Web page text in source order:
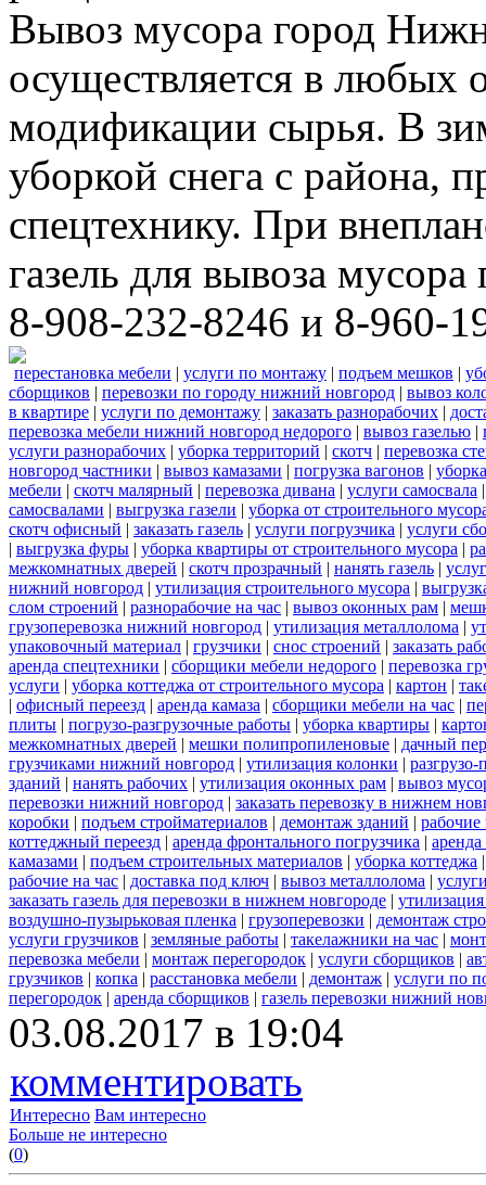
Вывоз мусора город
осуществляется в любых
модификации сырья. В
уборкой снега с района,
спецтехнику. При
газель для вывоза
8-908-232-8246 и 8-960-
перестановка мебели | услуги по монтажу | подъем мешков |
сборщиков | перевозки по городу нижний новгород | вывоз
в квартире | услуги по демонтажу | заказать разнорабочих |
перевозка мебели нижний новгород недорого | вывоз газелью |
услуги разнорабочих | уборка территорий | скотч | перевозка
новгород частники | вывоз камазами | погрузка вагонов |
мебели | скотч малярный | перевозка дивана | услуги самосвала
самосвалами | выгрузка газели | уборка от строительного
скотч офисный | заказать газель | услуги погрузчика | услуги
| выгрузка фуры | уборка квартиры от строительного мусора |
межкомнатных дверей | скотч прозрачный | нанять газель |
нижний новгород | утилизация строительного мусора |
слом строений | разнорабочие на час | вывоз оконных рам |
грузоперевозка нижний новгород | утилизация металлолома |
упаковочный материал | грузчики | снос строений | заказать
аренда спецтехники | сборщики мебели недорого | перевозка
услуги | уборка коттеджа от строительного мусора | картон |
| офисный переезд | аренда камаза | сборщики мебели на час |
плиты | погрузо-разгрузочные работы | уборка квартиры |
межкомнатных дверей | мешки полипропиленовые | дачный
грузчиками нижний новгород | утилизация колонки |
зданий | нанять рабочих | утилизация оконных рам | вывоз
перевозки нижний новгород | заказать перевозку в нижнем
коробки | подъем стройматериалов | демонтаж зданий | рабочие
коттеджный переезд | аренда фронтального погрузчика |
камазами | подъем строительных материалов | уборка коттеджа
рабочие на час | доставка под ключ | вывоз металлолома |
заказать газель для перевозки в нижнем новгороде |
воздушно-пузырьковая пленка | грузоперевозки | демонтаж
услуги грузчиков | земляные работы | такелажники на час |
перевозка мебели | монтаж перегородок | услуги сборщиков |
грузчиков | копка | расстановка мебели | демонтаж | услуги по
перегородок | аренда сборщиков | газель перевозки нижний
03.08.2017 в 19:04
комментировать
Интересно Вам интересно
Больше не интересно
(0)